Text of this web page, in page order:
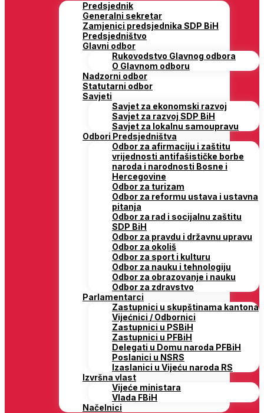
Predsjednik
Generalni sekretar
Zamjenici predsjednika SDP BiH
Predsjedništvo
Glavni odbor
Rukovodstvo Glavnog odbora
O Glavnom odboru
Nadzorni odbor
Statutarni odbor
Savjeti
Savjet za ekonomski razvoj
Savjet za razvoj SDP BiH
Savjet za lokalnu samoupravu
Odbori Predsjedništva
Odbor za afirmaciju i zaštitu
vrijednosti antifašističke borbe
naroda i narodnosti Bosne i
Hercegovine
Odbor za turizam
Odbor za reformu ustava i ustavna
pitanja
Odbor za rad i socijalnu zaštitu
SDP BiH
Odbor za pravdu i državnu upravu
Odbor za okoliš
Odbor za sport i kulturu
Odbor za nauku i tehnologiju
Odbor za obrazovanje i nauku
Odbor za zdravstvo
Parlamentarci
Zastupnici u skupštinama kantona
Vijećnici / Odbornici
Zastupnici u PSBiH
Zastupnici u PFBiH
Delegati u Domu naroda PFBiH
Poslanici u NSRS
Izaslanici u Vijeću naroda RS
Izvršna vlast
Vijeće ministara
Vlada FBiH
Načelnici